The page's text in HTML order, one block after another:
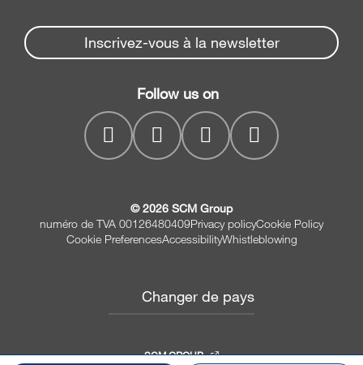
Société
Scies à panneaux
Corroyeuses et
Moulurières
Ponceuses et Calibreuses
Spare parts service
myPortal
Inscrivez-vous à la newsletter
Follow us on
© 2026 SCM Group
numéro de TVA 00126480409Privacy policyCookie Policy
Cookie PreferencesAccessibilityWhistleblowing
Changer de pays
SCM GROUP